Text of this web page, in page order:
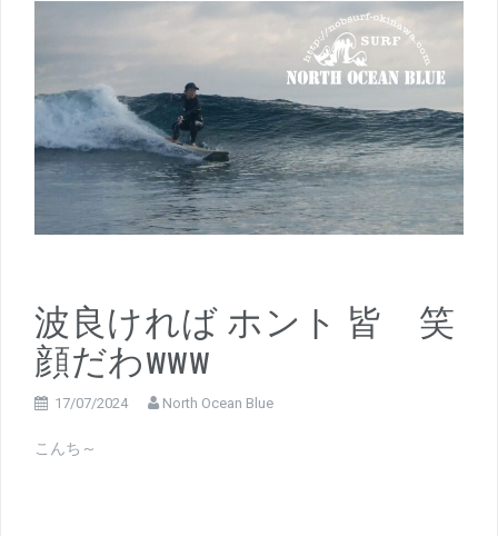
波良ければ ホント 皆 笑
顔だわwww
17/07/2024 North Ocean Blue
こんち～